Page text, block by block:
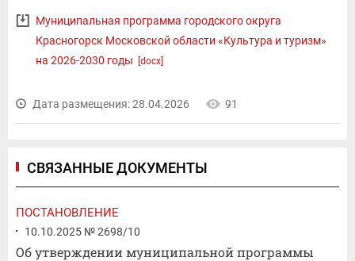
Муниципальная программа городского округа
Красногорск Московской области «Культура и туризм»
на 2026-2030 годы
[docx]
Дата размещения: 28.04.2026 91
СВЯЗАННЫЕ ДОКУМЕНТЫ
ПОСТАНОВЛЕНИЕ
10.10.2025 № 2698/10
Об утверждении муниципальной программы